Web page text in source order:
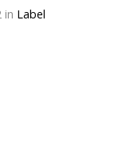
in Label